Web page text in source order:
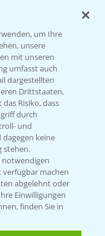
um Ihre
unsere
mit unseren
umfasst auch
dargestellten
Drittstaaten,
Risiko, dass
durch
und
keine
stehen.
verfügbar machen
abgelehnt oder
Einwilligungen
finden Sie in